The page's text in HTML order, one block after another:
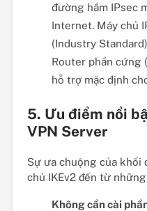
đường hầm IPsec
Internet. Máy chủ
(Industry
Router phần cứng
hỗ trợ mặc định
5. Ưu điểm nổi
VPN Server
Sự ưa chuộng của khối
chủ IKEv2 đến từ
Không cần cài